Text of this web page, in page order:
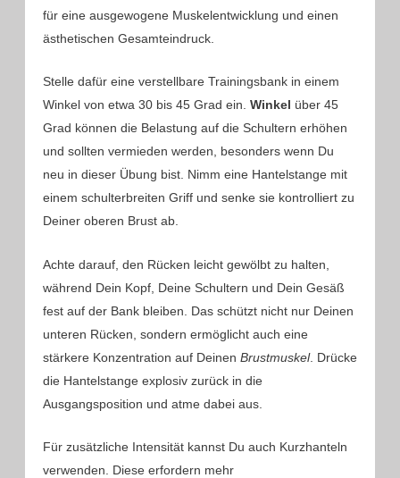
für eine ausgewogene Muskelentwicklung und einen
ästhetischen Gesamteindruck.
Stelle dafür eine verstellbare Trainingsbank in einem
Winkel von etwa 30 bis 45 Grad ein. Winkel über 45
Grad können die Belastung auf die Schultern erhöhen
und sollten vermieden werden, besonders wenn Du
neu in dieser Übung bist. Nimm eine Hantelstange mit
einem schulterbreiten Griff und senke sie kontrolliert zu
Deiner oberen Brust ab.
Achte darauf, den Rücken leicht gewölbt zu halten,
während Dein Kopf, Deine Schultern und Dein Gesäß
fest auf der Bank bleiben. Das schützt nicht nur Deinen
unteren Rücken, sondern ermöglicht auch eine
stärkere Konzentration auf Deinen Brustmuskel. Drücke
die Hantelstange explosiv zurück in die
Ausgangsposition und atme dabei aus.
Für zusätzliche Intensität kannst Du auch Kurzhanteln
verwenden. Diese erfordern mehr